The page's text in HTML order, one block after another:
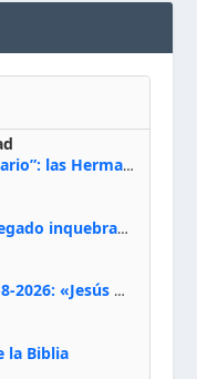
“La Biblia, el Santísimo y el Rosario”: las Hermanas de Belén, evacuadas por el incendio de Huelva, España
De Connecticut a Chiclayo: El Legado inquebrantable de Monseñor Juan Tomis Stack
Papa León Xiv en el Ángelus, 9-8-2026: «Jesús no nos abandona y si lo acogemos con humildad con la oración, los sacramentos y la escucha de su Palabra, en Él encontraremos paz, luz y fuerza para nuestro camino»
la Biblia